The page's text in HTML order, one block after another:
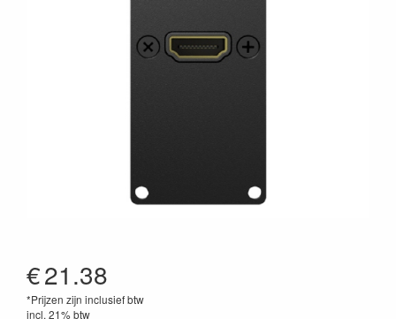
€21.38
*Prijzen zijn inclusief btw
incl. 21% btw